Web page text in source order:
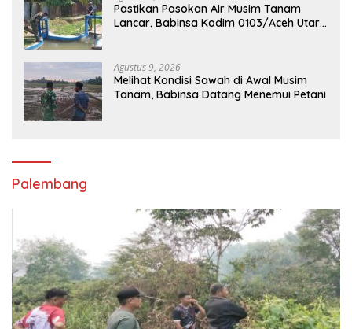
Pastikan Pasokan Air Musim Tanam
Lancar, Babinsa Kodim 0103/Aceh Utara
Agustus 9, 2026
Melihat Kondisi Sawah di Awal Musim
Tanam, Babinsa Datang Menemui Petani
Palembang